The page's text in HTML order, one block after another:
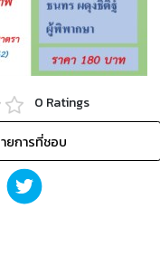
0 Ratings
ยการที่ชอบ